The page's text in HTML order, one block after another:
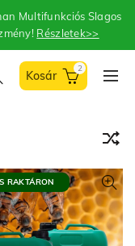
Multifunkciós Slagos
Részletek>>
2
RAKTÁRON